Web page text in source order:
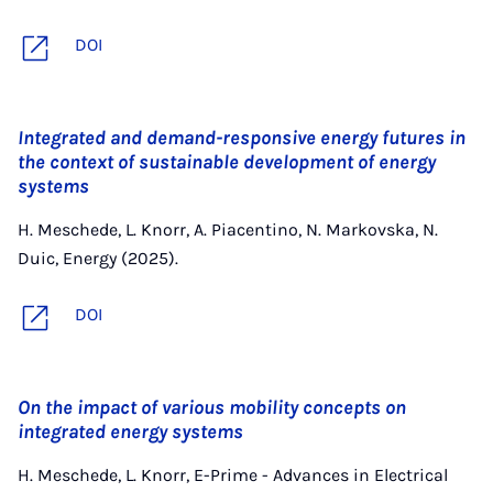
DOI
Integrated and demand-responsive energy futures in
the context of sustainable development of energy
systems
H. Meschede, L. Knorr, A. Piacentino, N. Markovska, N.
Duic, Energy (2025).
DOI
On the impact of various mobility concepts on
integrated energy systems
H. Meschede, L. Knorr, E-Prime - Advances in Electrical